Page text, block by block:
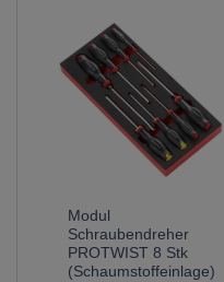
Modul
Schraubendreher
PROTWIST 8 Stk
(Schaumstoffeinlage)